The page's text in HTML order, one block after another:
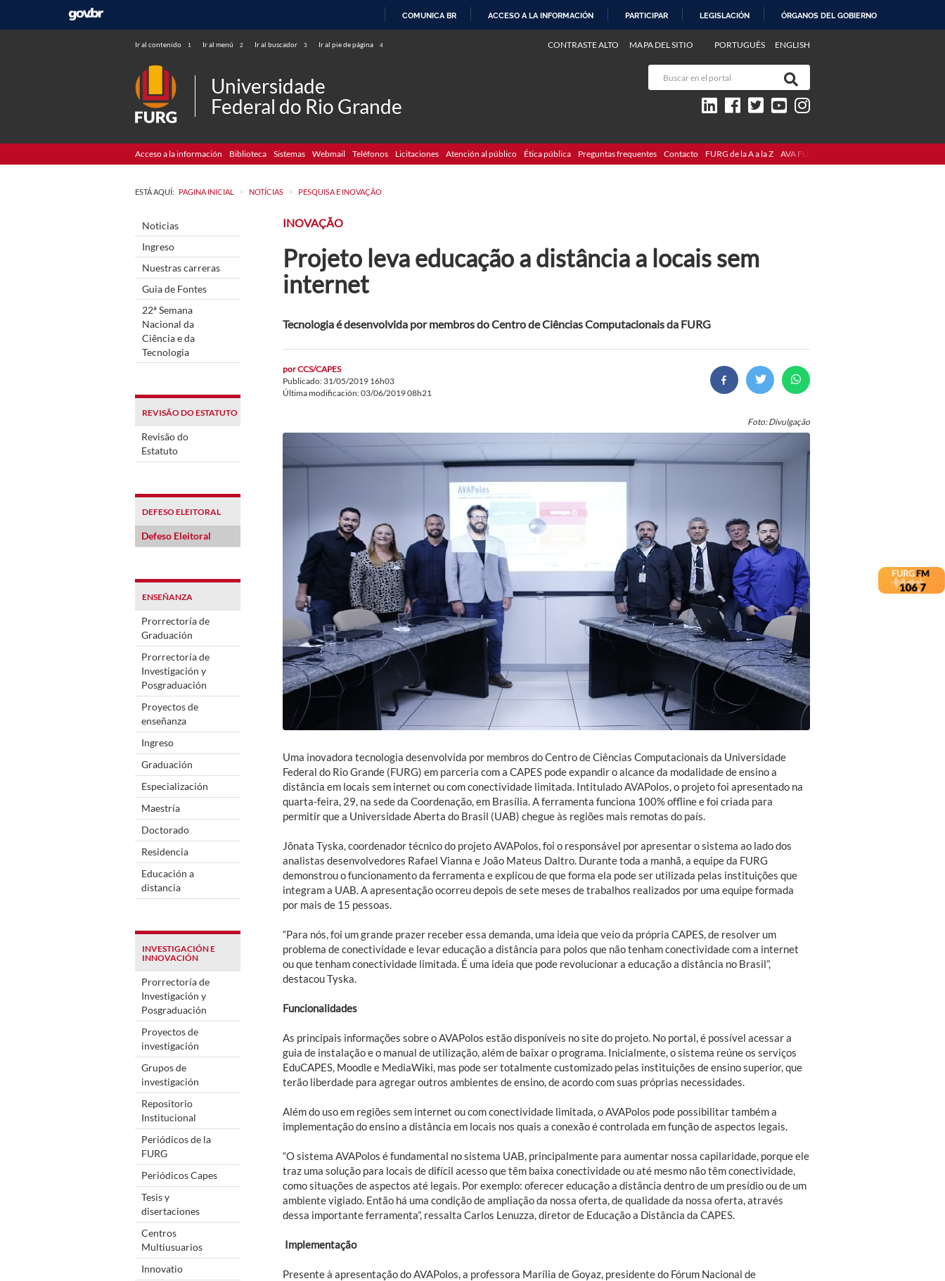
COMUNICA BR ACCESO A LA INFORMACIÓN PARTICIPAR LEGISLACIÓN ÓRGANOS DEL GOBIERNO
Ir al contenido 1 Ir al menú 2 Ir al buscador 3 Ir al pie de página 4 PORTUGUÊS ENGLISH
CONTRASTE ALTO MAPA DEL SITIO
Universidade
Federal do Rio Grande
Acceso a la información Biblioteca Sistemas Webmail Teléfonos Licitaciones Atención al público Ética pública Preguntas frequentes Contacto FURG de la A a la Z AVA FURG
ESTÁ AQUÍ: PAGINA INICIAL > NOTÍCIAS > PESQUISA E INOVAÇÃO
Noticias
Ingreso
Nuestras carreras
Guia de Fontes
22ª Semana
Nacional da
Ciência e da
Tecnologia
REVISÃO DO ESTATUTO
Revisão do
Estatuto
DEFESO ELEITORAL
Defeso Eleitoral
ENSEÑANZA
Prorrectoría de
Graduación
Prorrectoría de
Investigación y
Posgraduación
Proyectos de
enseñanza
Ingreso
Graduación
Especialización
Maestría
Doctorado
Residencia
Educación a
distancia
INVESTIGACIÓN E
INNOVACIÓN
Prorrectoría de
Investigación y
Posgraduación
Proyectos de
investigación
Grupos de
investigación
Repositorio
Institucional
Periódicos de la
FURG
Periódicos Capes
Tesis y
disertaciones
Centros
Multiusuarios
Innovatio
INOVAÇÃO
Projeto leva educação a distância a locais sem
internet
Tecnologia é desenvolvida por membros do Centro de Ciências Computacionais da FURG
porCCS/CAPES
Publicado: 31/05/2019 16h03
Última modificación: 03/06/2019 08h21
Foto: Divulgação
Uma inovadora tecnologia desenvolvida por membros do Centro de Ciências Computacionais da Universidade
Federal do Rio Grande (FURG) em parceria com a CAPES pode expandir o alcance da modalidade de ensino a
distância em locais sem internet ou com conectividade limitada. Intitulado AVAPolos, o projeto foi apresentado na
quarta-feira, 29, na sede da Coordenação, em Brasília. A ferramenta funciona 100% offline e foi criada para
permitir que a Universidade Aberta do Brasil (UAB) chegue às regiões mais remotas do país.
Jônata Tyska, coordenador técnico do projeto AVAPolos, foi o responsável por apresentar o sistema ao lado dos
analistas desenvolvedores Rafael Vianna e João Mateus Daltro. Durante toda a manhã, a equipe da FURG
demonstrou o funcionamento da ferramenta e explicou de que forma ela pode ser utilizada pelas instituições que
integram a UAB. A apresentação ocorreu depois de sete meses de trabalhos realizados por uma equipe formada
por mais de 15 pessoas.
“Para nós, foi um grande prazer receber essa demanda, uma ideia que veio da própria CAPES, de resolver um
problema de conectividade e levar educação a distância para polos que não tenham conectividade com a internet
ou que tenham conectividade limitada. É uma ideia que pode revolucionar a educação a distância no Brasil”,
destacou Tyska.
Funcionalidades
As principais informações sobre o AVAPolos estão disponíveis no site do projeto. No portal, é possível acessar a
guia de instalação e o manual de utilização, além de baixar o programa. Inicialmente, o sistema reúne os serviços
EduCAPES, Moodle e MediaWiki, mas pode ser totalmente customizado pelas instituições de ensino superior, que
terão liberdade para agregar outros ambientes de ensino, de acordo com suas próprias necessidades.
Além do uso em regiões sem internet ou com conectividade limitada, o AVAPolos pode possibilitar também a
implementação do ensino a distância em locais nos quais a conexão é controlada em função de aspectos legais.
“O sistema AVAPolos é fundamental no sistema UAB, principalmente para aumentar nossa capilaridade, porque ele
traz uma solução para locais de difícil acesso que têm baixa conectividade ou até mesmo não têm conectividade,
como situações de aspectos até legais. Por exemplo: oferecer educação a distância dentro de um presídio ou de um
ambiente vigiado. Então há uma condição de ampliação da nossa oferta, de qualidade da nossa oferta, através
dessa importante ferramenta”, ressalta Carlos Lenuzza, diretor de Educação a Distância da CAPES.
Implementação
Presente à apresentação do AVAPolos, a professora Marília de Goyaz, presidente do Fórum Nacional de